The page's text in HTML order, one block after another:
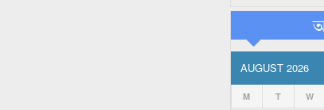
AUGUST 2026
M T W